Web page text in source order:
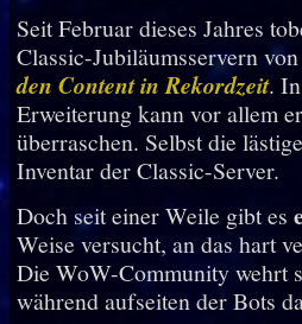
Seit Februar dieses Jahres
Classic-Jubiläumsservern
den Content in Rekordzeit.
Erweiterung kann vor allem
überraschen. Selbst die
Inventar der Classic-Server.
Doch seit einer Weile gibt es
Weise versucht, an das hart
Die WoW-Community wehrt
während aufseiten der Bots